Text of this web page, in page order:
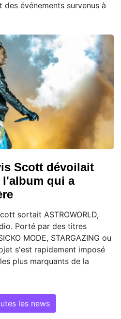
événements survenus à
Scott dévoilait
l'album qui a
sortait ASTROWORLD,
Porté par des titres
MODE, STARGAZING ou
s'est rapidement imposé
plus marquants de la
les news